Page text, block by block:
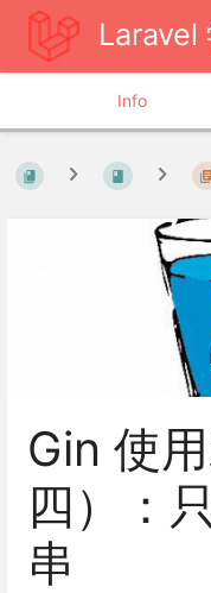
Laravel
Info
Gin 使
四）：
串